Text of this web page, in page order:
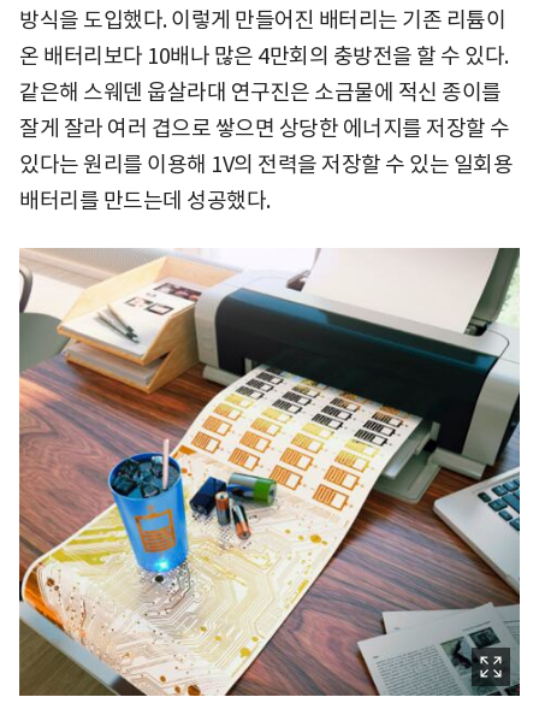
방식을 도입했다. 이렇게 만들어진 배터리는 기존 리튬이
온 배터리보다 10배나 많은 4만회의 충방전을 할 수 있다.
같은해 스웨덴 웁살라대 연구진은 소금물에 적신 종이를
잘게 잘라 여러 겹으로 쌓으면 상당한 에너지를 저장할 수
있다는 원리를 이용해 1V의 전력을 저장할 수 있는 일회용
배터리를 만드는데 성공했다.